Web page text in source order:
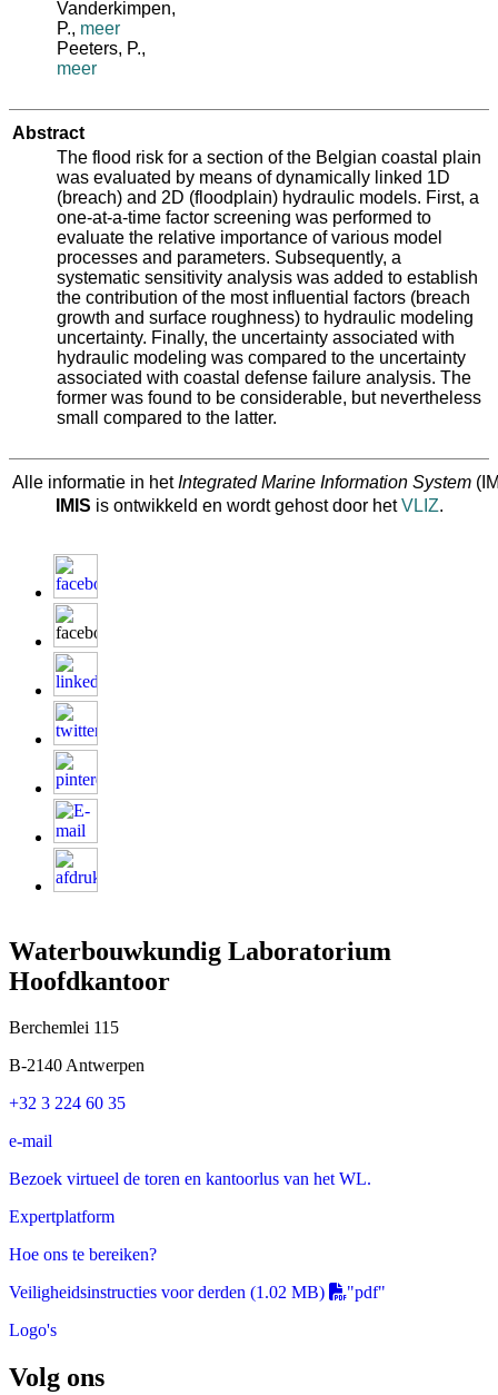
Vanderkimpen,
P., meer
Peeters, P.,
meer
Abstract
The flood risk for a section of the Belgian coastal plain
was evaluated by means of dynamically linked 1D
(breach) and 2D (floodplain) hydraulic models. First, a
one-at-a-time factor screening was performed to
evaluate the relative importance of various model
processes and parameters. Subsequently, a
systematic sensitivity analysis was added to establish
the contribution of the most influential factors (breach
growth and surface roughness) to hydraulic modeling
uncertainty. Finally, the uncertainty associated with
hydraulic modeling was compared to the uncertainty
associated with coastal defense failure analysis. The
former was found to be considerable, but nevertheless
small compared to the latter.
Alle informatie in hetIntegrated Marine Information System
IMIS is ontwikkeld en wordt gehost door hetVLIZ.
Waterbouwkundig Laboratorium
Hoofdkantoor
Berchemlei 115
B-2140 Antwerpen
+32 3 224 60 35
e-mail
Bezoek virtueel de toren en kantoorlus van het WL.
Expertplatform
Hoe ons te bereiken?
Veiligheidsinstructies voor derden (1.02 MB)
"pdf"
Logo's
Volg ons